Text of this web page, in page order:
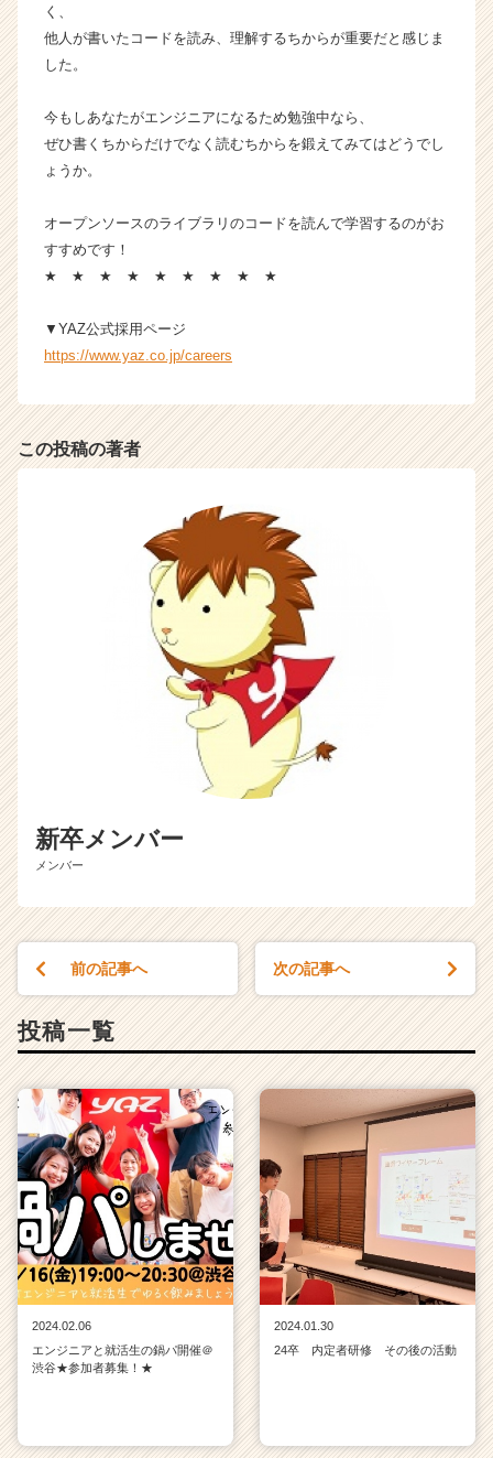
e
く、
他人が書いたコードを読み、理解するちからが重要だと感じま
した。
今もしあなたがエンジニアになるため勉強中なら、
ぜひ書くちからだけでなく読むちからを鍛えてみてはどうでし
ょうか。
オープンソースのライブラリのコードを読んで学習するのがお
すすめです！
★ ★ ★ ★ ★ ★ ★ ★ ★
▼YAZ公式採用ページ
https://www.yaz.co.jp/careers
この投稿の著者
新卒メンバー
メンバー
前の記事へ 次の記事へ
投稿一覧
2024.02.06
エンジニアと就活生の鍋パ開催＠
渋谷★参加者募集！★
2024.01.30
24卒 内定者研修 その後の活動